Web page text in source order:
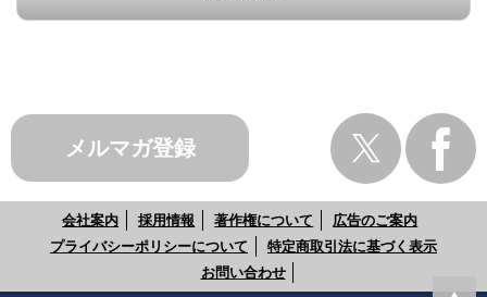
メルマガ登録
会社案内 採用情報 著作権について
広告のご案内
プライバシーポリシーについて
特定商取引法に基づく表示
お問い合わせ